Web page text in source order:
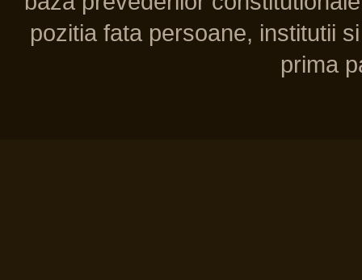
pozitia fata persoane, institutii
prima